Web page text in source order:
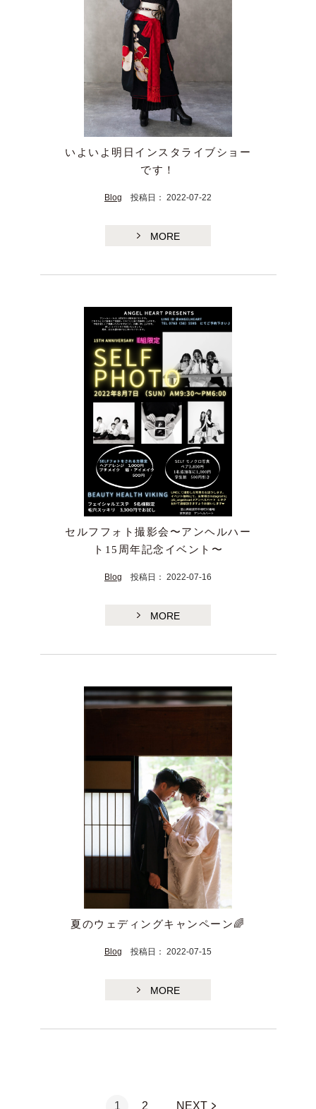
いよいよ明日インスタライブショー
です！
Blog 投稿日： 2022-07-22
MORE
セルフフォト撮影会〜アンヘルハー
ト15周年記念イベント〜
Blog 投稿日： 2022-07-16
MORE
夏のウェディングキャンペーン🌈
Blog 投稿日： 2022-07-15
MORE
1 2 NEXT